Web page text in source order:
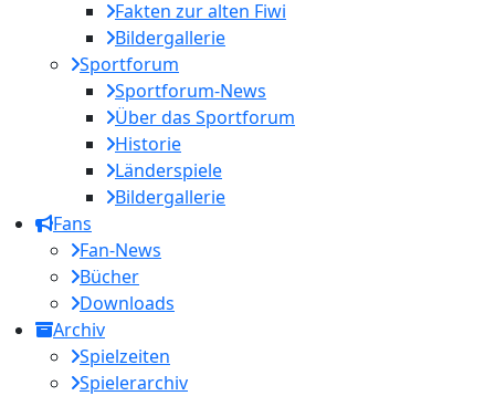
Fakten zur alten Fiwi
Bildergallerie
Sportforum
Sportforum-News
Über das Sportforum
Historie
Länderspiele
Bildergallerie
Fans
Fan-News
Bücher
Downloads
Archiv
Spielzeiten
Spielerarchiv